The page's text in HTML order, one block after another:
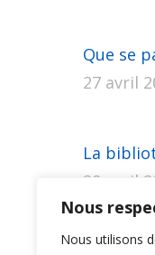
Nous
Nous utilisons
Que se
27 avril
La
20 avril